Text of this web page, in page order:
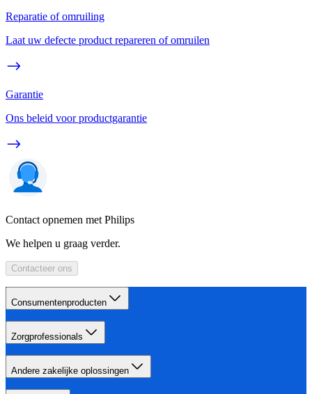
Reparatie of omruiling
Laat uw defecte product repareren of omruilen
Garantie
Ons beleid voor productgarantie
Contact opnemen met Philips
We helpen u graag verder.
Contacteer ons
Consumentenproducten
Zorgprofessionals
Andere zakelijke oplossingen